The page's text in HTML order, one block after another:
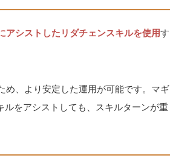
アシストしたリダチェンスキルを使用す
め、より安定した運用が可能です。マギ
をアシストしても、スキルターンが重